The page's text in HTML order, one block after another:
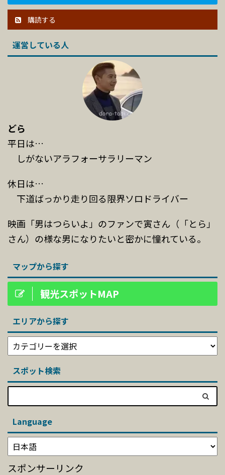
購読する
運営している人
どら
平日は…
しがないアラフォーサラリーマン
休日は…
下道ばっかり走り回る限界ソロドライバー
映画「男はつらいよ」のファンで寅さん（「とら」
さん）の様な男になりたいと密かに憧れている。
マップから探す
観光スポットMAP
エリアから探す
スポット検索
Language
スポンサーリンク